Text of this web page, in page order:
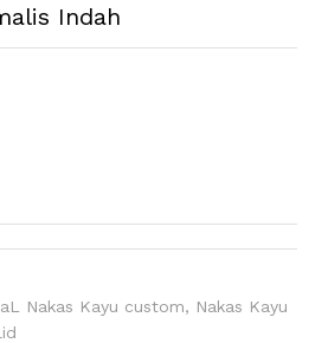
Indah
Nakas Kayu custom, Nakas Kayu